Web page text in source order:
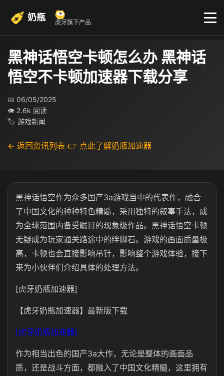
奶瓶 虎牙旗下产品
黑神话悟空卡顿怎么办 黑神话
悟空不卡顿加速器下载分享
📅 06/05/2025
👁 2.6k 阅读
🏷 游戏新闻
← 返回资讯列表 👉 点此了解奶瓶加速器
黑神话悟空作为众多国产3a游戏当中的代表作，融合
了中国文化的种种特色精髓，采用独特的叙事手法，成
为全球范围内备受瞩目的现象级作品。黑神话悟空卡顿
无疑成为玩家通关路途中的绊脚石。游戏的画面质量极
高，卡顿也会直接影响吊针，影响整个游戏体验，接下
来为小伙伴们介绍具体的处理方法。
[虎牙奶瓶加速器]
【虎牙奶瓶加速器】最新版下载
[虎牙奶瓶加速器]
作为相当出色的国产3a大作，无论是整体的画面品
质，还是战斗方面，都融入了中国文化精髓，这里拥有